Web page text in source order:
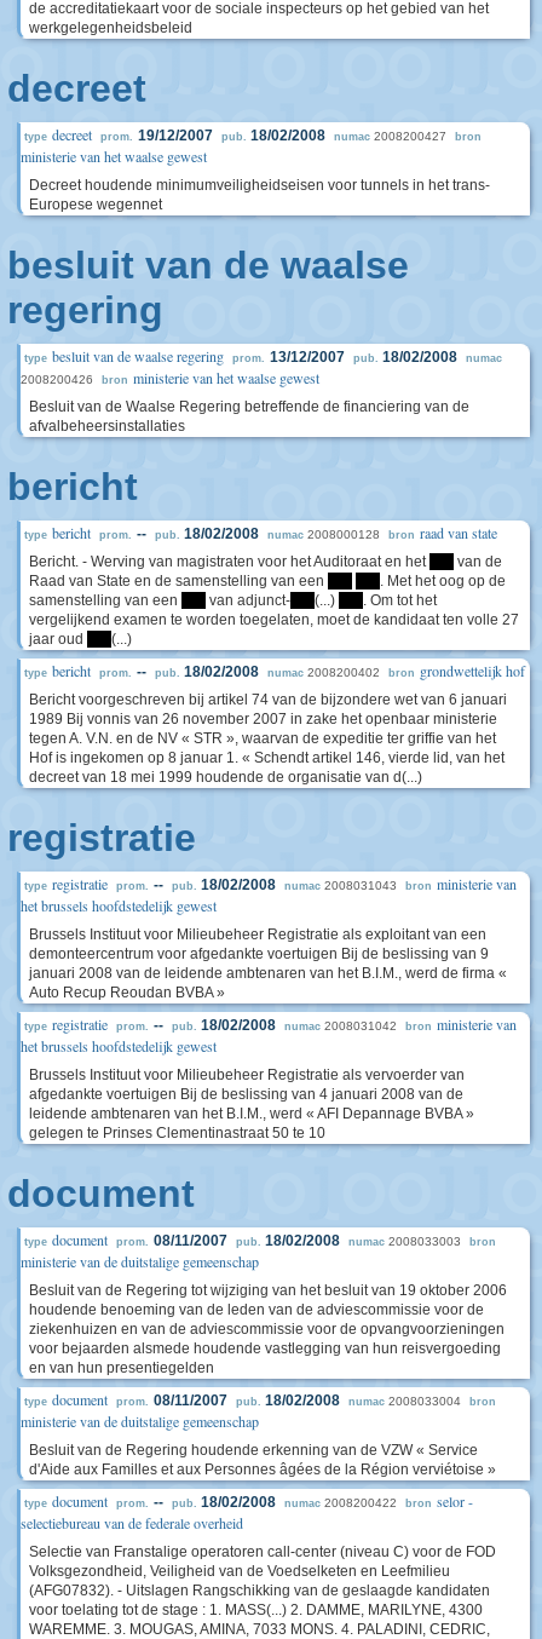
de accreditatiekaart voor de sociale inspecteurs op het gebied van het
werkgelegenheidsbeleid
decreet
type decreet prom. 19/12/2007 pub. 18/02/2008 numac 2008200427 bron
ministerie van het waalse gewest
Decreet houdende minimumveiligheidseisen voor tunnels in het trans-
Europese wegennet
besluit van de waalse
regering
type besluit van de waalse regering prom. 13/12/2007 pub. 18/02/2008 numac
2008200426 bron ministerie van het waalse gewest
Besluit van de Waalse Regering betreffende de financiering van de
afvalbeheersinstallaties
bericht
type bericht prom. -- pub. 18/02/2008 numac 2008000128 bron raad van state
Bericht. - Werving van magistraten voor het Auditoraat en het
van de
Raad van State en de samenstelling van een
. Met het oog op de
samenstelling van een
van adjunct- (...)
. Om tot het
vergelijkend examen te worden toegelaten, moet de kandidaat ten volle 27
jaar oud
(...)
type bericht prom. -- pub. 18/02/2008 numac 2008200402 bron grondwettelijk hof
Bericht voorgeschreven bij artikel 74 van de bijzondere wet van 6 januari
1989 Bij vonnis van 26 november 2007 in zake het openbaar ministerie
tegen A. V.N. en de NV « STR », waarvan de expeditie ter griffie van het
Hof is ingekomen op 8 januar 1. « Schendt artikel 146, vierde lid, van het
decreet van 18 mei 1999 houdende de organisatie van d(...)
registratie
type registratie prom. -- pub. 18/02/2008 numac 2008031043 bron ministerie van
het brussels hoofdstedelijk gewest
Brussels Instituut voor Milieubeheer Registratie als exploitant van een
demonteercentrum voor afgedankte voertuigen Bij de beslissing van 9
januari 2008 van de leidende ambtenaren van het B.I.M., werd de firma «
Auto Recup Reoudan BVBA »
type registratie prom. -- pub. 18/02/2008 numac 2008031042 bron ministerie van
het brussels hoofdstedelijk gewest
Brussels Instituut voor Milieubeheer Registratie als vervoerder van
afgedankte voertuigen Bij de beslissing van 4 januari 2008 van de
leidende ambtenaren van het B.I.M., werd « AFI Depannage BVBA »
gelegen te Prinses Clementinastraat 50 te 10
document
type document prom. 08/11/2007 pub. 18/02/2008 numac 2008033003 bron
ministerie van de duitstalige gemeenschap
Besluit van de Regering tot wijziging van het besluit van 19 oktober 2006
houdende benoeming van de leden van de adviescommissie voor de
ziekenhuizen en van de adviescommissie voor de opvangvoorzieningen
voor bejaarden alsmede houdende vastlegging van hun reisvergoeding
en van hun presentiegelden
type document prom. 08/11/2007 pub. 18/02/2008 numac 2008033004 bron
ministerie van de duitstalige gemeenschap
Besluit van de Regering houdende erkenning van de VZW « Service
d'Aide aux Familles et aux Personnes âgées de la Région verviétoise »
type document prom. -- pub. 18/02/2008 numac 2008200422 bron selor -
selectiebureau van de federale overheid
Selectie van Franstalige operatoren call-center (niveau C) voor de FOD
Volksgezondheid, Veiligheid van de Voedselketen en Leefmilieu
(AFG07832). - Uitslagen Rangschikking van de geslaagde kandidaten
voor toelating tot de stage : 1. MASS(...) 2. DAMME, MARILYNE, 4300
WAREMME. 3. MOUGAS, AMINA, 7033 MONS. 4. PALADINI, CEDRIC,